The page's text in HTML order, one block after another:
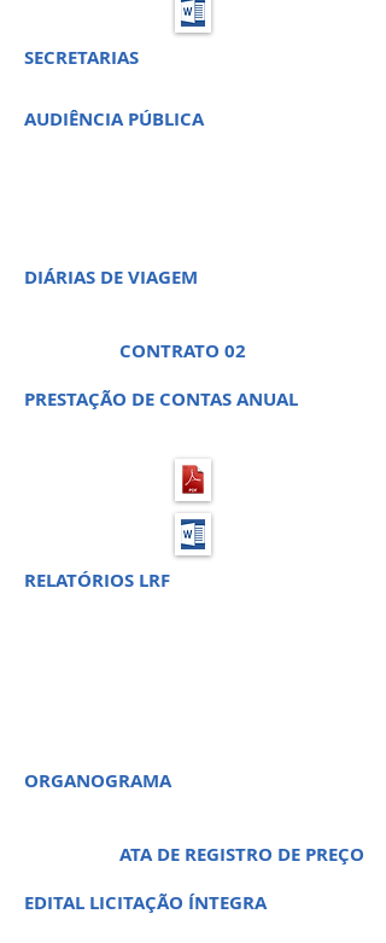
SECRETARIAS
AUDIÊNCIA PÚBLICA
DIÁRIAS DE VIAGEM
CONTRATO 02
PRESTAÇÃO DE CONTAS ANUAL
RELATÓRIOS LRF
ORGANOGRAMA
ATA DE REGISTRO DE PREÇO
EDITAL LICITAÇÃO ÍNTEGRA